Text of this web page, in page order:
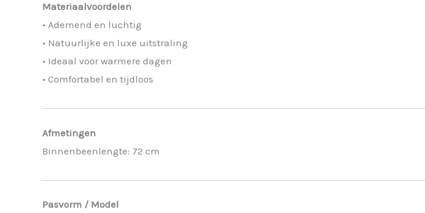
Materiaalvoordelen
• Ademend en luchtig
• Natuurlijke en luxe uitstraling
• Ideaal voor warmere dagen
• Comfortabel en tijdloos
Afmetingen
Binnenbeenlengte: 72 cm
Pasvorm / Model